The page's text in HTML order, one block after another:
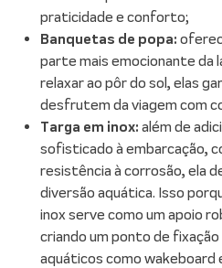
praticidade e conforto;
Banquetas de popa:
parte mais emocionante da
relaxar ao pôr do sol, elas
desfrutem da viagem com
Targa em inox: além de
sofisticado à embarcação,
resistência à corrosão, ela
diversão aquática. Isso
inox serve como um apoio
criando um ponto de
aquáticos como wakeboard